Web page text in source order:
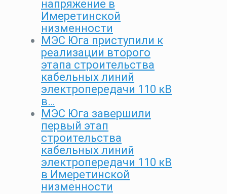
напряжение в
Имеретинской
низменности
МЭС Юга приступили к
реализации второго
этапа строительства
кабельных линий
электропередачи 110 кВ
в…
МЭС Юга завершили
первый этап
строительства
кабельных линий
электропередачи 110 кВ
в Имеретинской
низменности